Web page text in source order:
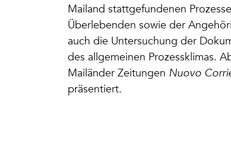
Mailand stattgefundenen
Überlebenden sowie der
auch die Untersuchung der
des allgemeinen Prozessklimas.
Mailänder Zeitungen Nuovo
präsentiert.